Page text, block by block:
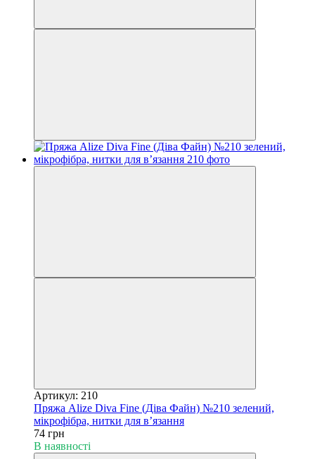
Артикул: 210
Пряжа Alize Diva Fine (Діва Файн) №210 зелений,
мікрофібра, нитки для в’язання
74 грн
В наявності